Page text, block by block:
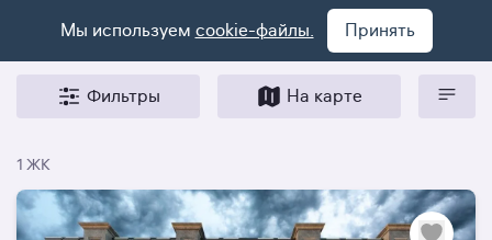
Мы используем cookie-файлы. Принять
Фильтры На карте
1 ЖК